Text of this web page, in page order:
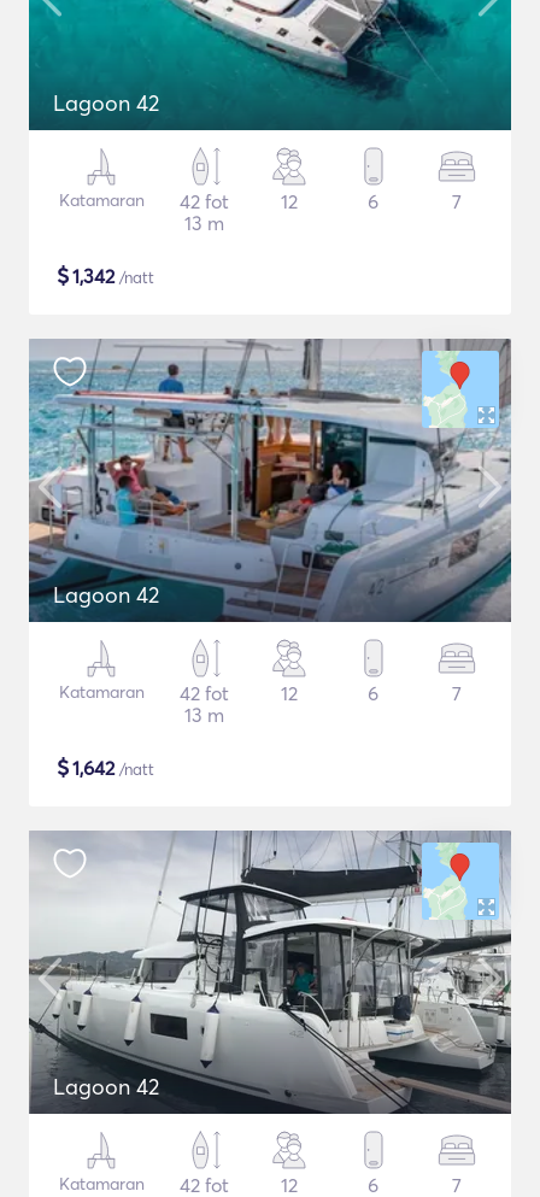
Lagoon 42
Katamaran
42 fot
13 m
12 6 7
$1,342/natt
Lagoon 42
Katamaran
42 fot
13 m
12 6 7
$1,642/natt
Lagoon 42
Katamaran
42 fot
12 6 7